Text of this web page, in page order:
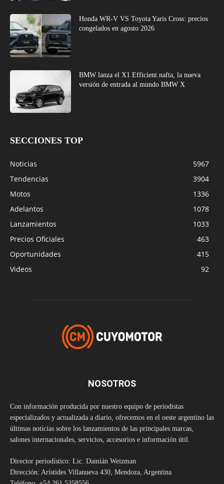
Honda WR-V VS Toyota Yaris Cross: precios
congelados en agosto 2026
BMW lanza el X1 Efficient nafta, la nueva
versión de entrada al mundo BMW X
SECCIONES TOP
Noticias
5967
Tendencias
3904
Motos
1336
Adelantos
1078
Lanzamientos
1033
Precios Oficiales
463
Oportunidades
415
Videos
92
NOSOTROS
Con información producida por nuestro equipo de periodistas
especializados y actualizada a diario, ofrecemos en el oeste argentino las
últimas noticias sobre los lanzamientos de las principales marcas,
salones internacionales, servicios, accesorios e información útil.
Director periodístico: Lic. Damián Weizman
Dirección: Arístides Villanueva 430, Mendoza, Argentina